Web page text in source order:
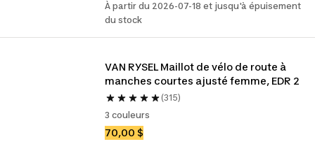
À partir du 2026-07-18 et jusqu'à épuisement
du stock
VAN RYSEL Maillot de vélo de route à
manches courtes ajusté femme, EDR 2
(315)
3 couleurs
70,00 $